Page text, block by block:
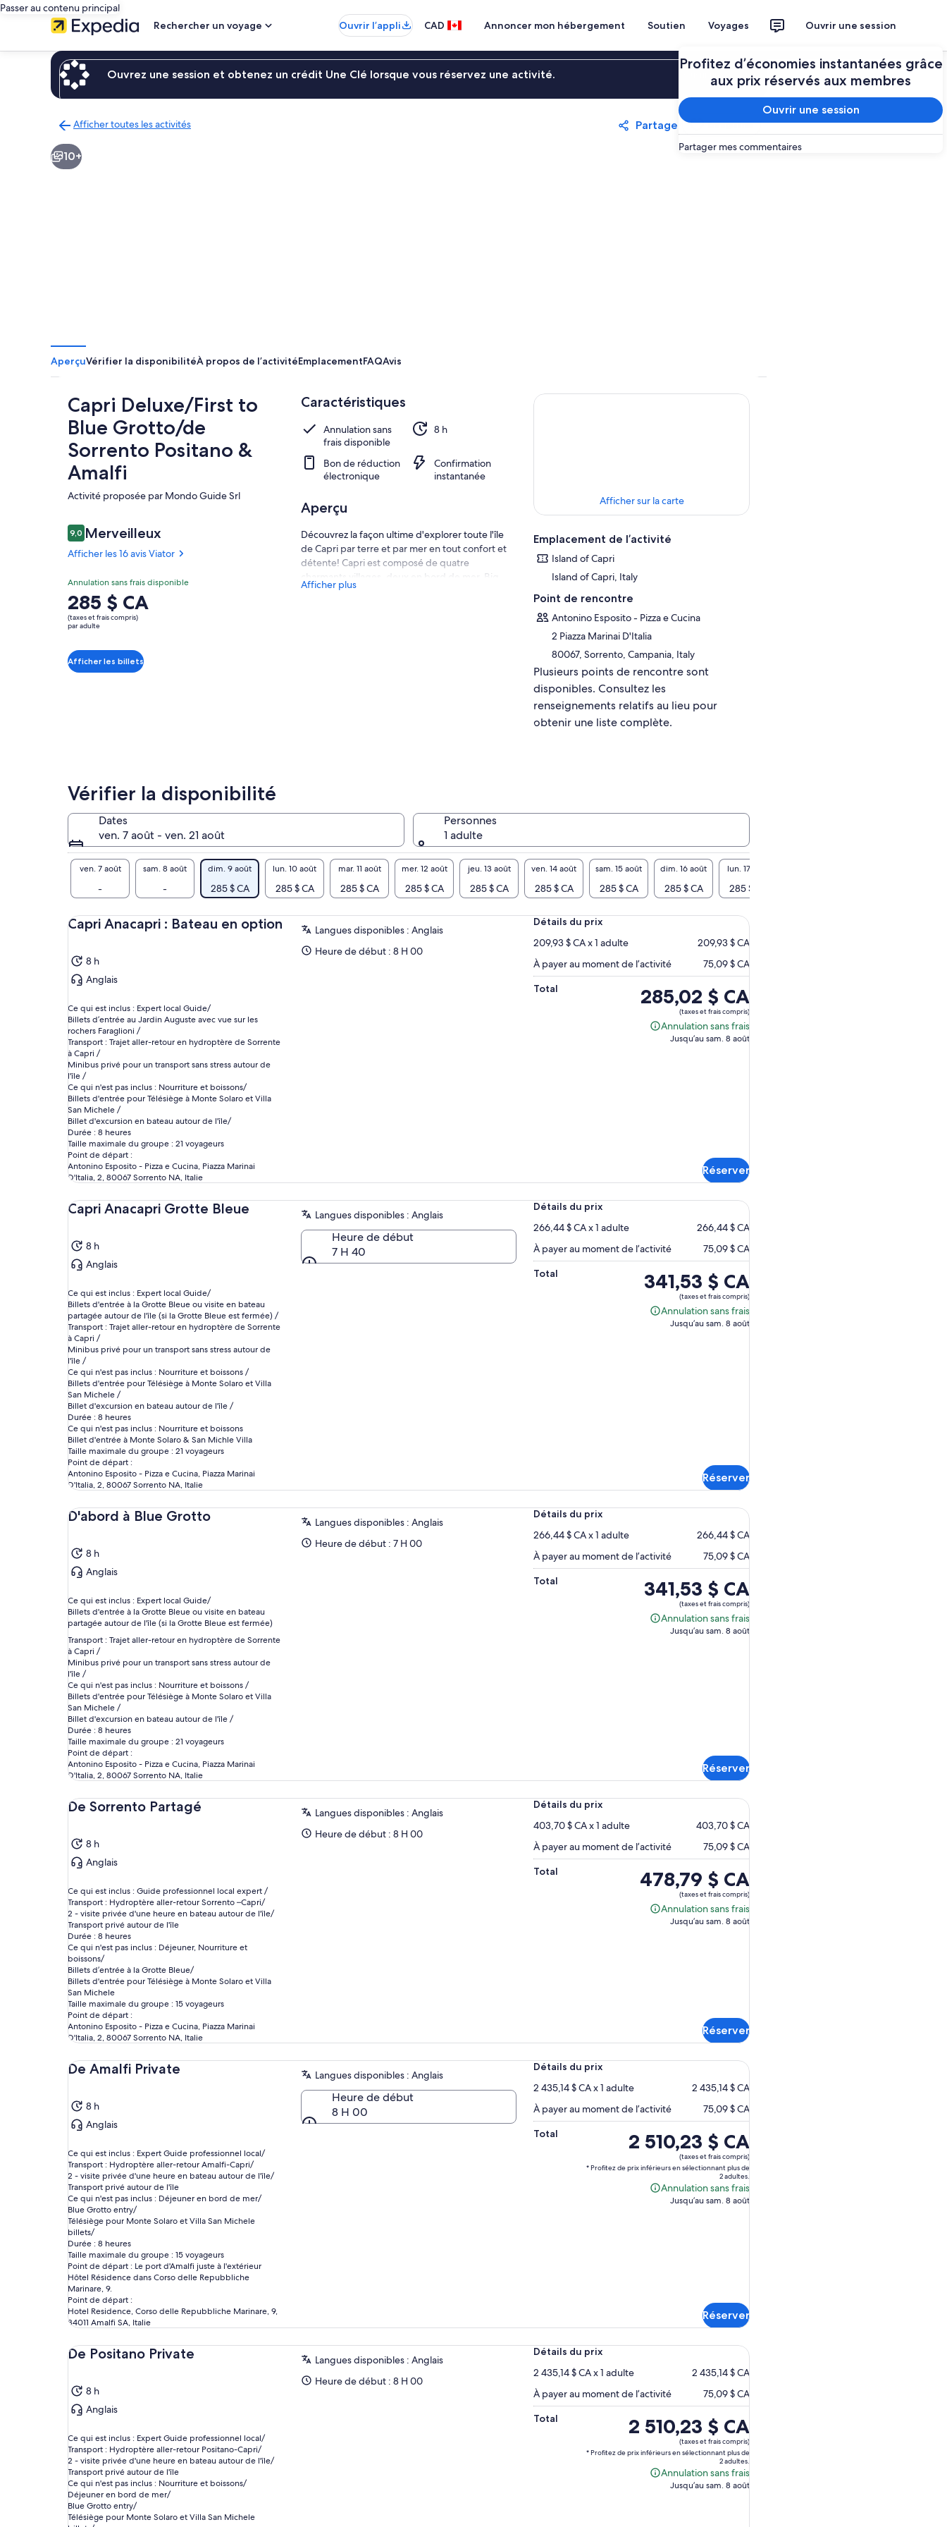
Passer au contenu principal
Rechercher un voyage
Ouvrir l’appli CAD Annoncer mon hébergement Soutien Voyages Ouvrir une session
Profitez d’économies instantanées grâce
aux prix réservés aux membres
Ouvrir une session
Partager mes commentaires
Ouvrez une session et obtenez un crédit Une Clé lorsque vous réservez une activité. Ouvrir une session
Afficher toutes les activités
à
la
Partager Enregistrer
10+
AperçuVérifier la disponibilitéÀ propos de l’activitéEmplacementFAQAvis
Capri Deluxe/First to
Blue Grotto/de
Sorrento Positano &
Amalfi
Activité proposée par Mondo Guide Srl
Avis
9,09,0 sur 10 –
Merveilleux
Afficher les 16 avis Viator
9.09.0 sur 10
Merveilleux
Afficher
les
16 avis
Annulation sans frais disponible
Le
prix
est
par
adulte
285 $ CA
(taxes et frais compris)
par adulte
Afficher les billets
Caractéristiques
Annulation sans
frais disponible
8 h
Bon de réduction
électronique
Confirmation
instantanée
Aperçu
Découvrez la façon ultime d'explorer toute l'île
de Capri par terre et par mer en tout confort et
détente! Capri est composé de quatre
charmants villages, deux en bord de mer, Big
Marina et Small Marina, et deux sur les
Afficher plus
Afficher sur la carte
Emplacement de l’activité
Island of Capri
Island of Capri, Italy
Point de rencontre
Antonino Esposito - Pizza e Cucina
2 Piazza Marinai D'Italia
80067, Sorrento, Campania, Italy
Plusieurs points de rencontre sont
disponibles. Consultez les
renseignements relatifs au lieu pour
obtenir une liste complète.
Vérifier la disponibilité
Dates
ven. 7 août - ven. 21 août
Personnes
1 adulte
ven. 7 août
-
sam. 8 août
-
dim. 9 août
285 $ CA
lun. 10 août
285 $ CA
mar. 11 août
285 $ CA
mer. 12 août
285 $ CA
jeu. 13 août
285 $ CA
ven. 14 août
285 $ CA
sam. 15 août
285 $ CA
dim. 16 août
285 $ CA
lun. 17 août
285 $ CA
Capri Anacapri : Bateau en option
8 h
Anglais
Ce qui est inclus : Expert local Guide/
Billets d’entrée au Jardin Auguste avec vue sur les
rochers Faraglioni /
Transport : Trajet aller-retour en hydroptère de Sorrente
à Capri /
Minibus privé pour un transport sans stress autour de
l'île /
Ce qui n'est pas inclus : Nourriture et boissons/
Billets d'entrée pour Télésiège à Monte Solaro et Villa
San Michele /
Billet d'excursion en bateau autour de l'île/
Durée : 8 heures
Taille maximale du groupe : 21 voyageurs
Point de départ :
Antonino Esposito - Pizza e Cucina, Piazza Marinai
D'Italia, 2, 80067 Sorrento NA, Italie
Langues disponibles : Anglais
Heure de début : 8 H 00
Détails du prix
209,93 $ CA x 1 adulte
209,93 $ CA
À payer au moment de l’activité
75,09 $ CA
Total
Le
prix
est
de 285,02 $ CA.
285,02 $ CA
(taxes et frais compris)
Annulation sans frais
Annulation
Jusqu’au sam. 8 août
Réserver
Capri Anacapri Grotte Bleue
8 h
Anglais
Ce qui est inclus : Expert local Guide/
Billets d'entrée à la Grotte Bleue ou visite en bateau
partagée autour de l'île (si la Grotte Bleue est fermée) /
Transport : Trajet aller-retour en hydroptère de Sorrente
à Capri /
Minibus privé pour un transport sans stress autour de
l'île /
Ce qui n'est pas inclus : Nourriture et boissons /
Billets d'entrée pour Télésiège à Monte Solaro et Villa
San Michele /
Billet d'excursion en bateau autour de l'île /
Durée : 8 heures
Ce qui n'est pas inclus : Nourriture et boissons
Billet d'entrée à Monte Solaro & San Michle Villa
Taille maximale du groupe : 21 voyageurs
Point de départ :
Antonino Esposito - Pizza e Cucina, Piazza Marinai
D'Italia, 2, 80067 Sorrento NA, Italie
Langues disponibles : Anglais
Heure de début
7 H 40
Détails du prix
266,44 $ CA x 1 adulte
266,44 $ CA
À payer au moment de l’activité
75,09 $ CA
Total
Le
prix
est
de 341,53 $ CA.
341,53 $ CA
(taxes et frais compris)
Annulation sans frais
Annulation
Jusqu’au sam. 8 août
Réserver
D'abord à Blue Grotto
8 h
Anglais
Ce qui est inclus : Expert local Guide/
Billets d'entrée à la Grotte Bleue ou visite en bateau
partagée autour de l'île (si la Grotte Bleue est fermée)
Transport : Trajet aller-retour en hydroptère de Sorrente
à Capri /
Minibus privé pour un transport sans stress autour de
l'île /
Ce qui n'est pas inclus : Nourriture et boissons /
Billets d'entrée pour Télésiège à Monte Solaro et Villa
San Michele /
Billet d'excursion en bateau autour de l'île /
Durée : 8 heures
Taille maximale du groupe : 21 voyageurs
Point de départ :
Antonino Esposito - Pizza e Cucina, Piazza Marinai
D'Italia, 2, 80067 Sorrento NA, Italie
Langues disponibles : Anglais
Heure de début : 7 H 00
Détails du prix
266,44 $ CA x 1 adulte
266,44 $ CA
À payer au moment de l’activité
75,09 $ CA
Total
Le
prix
est
de 341,53 $ CA.
341,53 $ CA
(taxes et frais compris)
Annulation sans frais
Annulation
Jusqu’au sam. 8 août
Réserver
De Sorrento Partagé
8 h
Anglais
Ce qui est inclus : Guide professionnel local expert /
Transport : Hydroptère aller-retour Sorrento –Capri/
2 - visite privée d'une heure en bateau autour de l'île/
Transport privé autour de l'île
Durée : 8 heures
Ce qui n'est pas inclus : Déjeuner, Nourriture et
boissons/
Billets d’entrée à la Grotte Bleue/
Billets d'entrée pour Télésiège à Monte Solaro et Villa
San Michele
Taille maximale du groupe : 15 voyageurs
Point de départ :
Antonino Esposito - Pizza e Cucina, Piazza Marinai
D'Italia, 2, 80067 Sorrento NA, Italie
Langues disponibles : Anglais
Heure de début : 8 H 00
Détails du prix
403,70 $ CA x 1 adulte
403,70 $ CA
À payer au moment de l’activité
75,09 $ CA
Total
Le
prix
est
de 478,79 $ CA.
478,79 $ CA
(taxes et frais compris)
Annulation sans frais
Annulation
Jusqu’au sam. 8 août
Réserver
De Amalfi Private
8 h
Anglais
Ce qui est inclus : Expert Guide professionnel local/
Transport : Hydroptère aller-retour Amalfi-Capri/
2 - visite privée d'une heure en bateau autour de l'île/
Transport privé autour de l'île
Ce qui n'est pas inclus : Déjeuner en bord de mer/
Blue Grotto entry/
Télésiège pour Monte Solaro et Villa San Michele
billets/
Durée : 8 heures
Taille maximale du groupe : 15 voyageurs
Point de départ : Le port d'Amalfi juste à l'extérieur
Hôtel Résidence dans Corso delle Repubbliche
Marinare, 9.
Point de départ :
Hotel Residence, Corso delle Repubbliche Marinare, 9,
84011 Amalfi SA, Italie
Langues disponibles : Anglais
Heure de début
8 H 00
Détails du prix
2 435,14 $ CA x 1 adulte
2 435,14 $ CA
À payer au moment de l’activité
75,09 $ CA
Total
Le
prix
est
de 2 510,23 $ CA.
2 510,23 $ CA
(taxes et frais compris)
* Profitez de prix inférieurs en sélectionnant plus de
2 adultes.
Annulation sans frais
Annulation
Jusqu’au sam. 8 août
Réserver
De Positano Private
8 h
Anglais
Ce qui est inclus : Expert Guide professionnel local/
Transport : Hydroptère aller-retour Positano-Capri/
2 - visite privée d'une heure en bateau autour de l'île/
Transport privé autour de l'île
Ce qui n'est pas inclus : Nourriture et boissons/
Déjeuner en bord de mer/
Blue Grotto entry/
Télésiège pour Monte Solaro et Villa San Michele
Langues disponibles : Anglais
Heure de début : 8 H 00
Détails du prix
2 435,14 $ CA x 1 adulte
2 435,14 $ CA
À payer au moment de l’activité
75,09 $ CA
Total
Le
prix
est
de 2 510,23 $ CA.
2 510,23 $ CA
(taxes et frais compris)
* Profitez de prix inférieurs en sélectionnant plus de
2 adultes.
Annulation sans frais
Annulation
Jusqu’au sam. 8 août